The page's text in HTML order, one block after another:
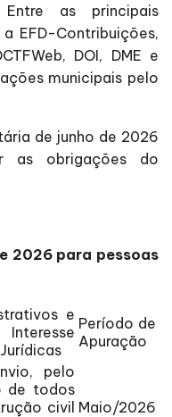
as principais
EFD-Contribuições,
DOI, DME e
municipais pelo
de junho de 2026
as obrigações do
2026 para pessoas
e Período de
Apuração
pelo
de todos
civil Maio/2026